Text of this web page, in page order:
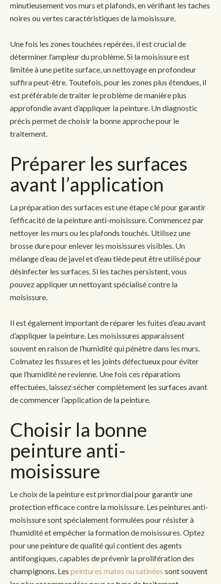
minutieusement vos murs et plafonds, en vérifiant les taches
noires ou vertes caractéristiques de la moisissure.
Une fois les zones touchées repérées, il est crucial de
déterminer l’ampleur du problème. Si la moisissure est
limitée à une petite surface, un nettoyage en profondeur
suffira peut-être. Toutefois, pour les zones plus étendues, il
est préférable de traiter le problème de manière plus
approfondie avant d’appliquer la peinture. Un diagnostic
précis permet de choisir la bonne approche pour le
traitement.
Préparer les surfaces
avant l’application
La préparation des surfaces est une étape clé pour garantir
l’efficacité de la peinture anti-moisissure. Commencez par
nettoyer les murs ou les plafonds touchés. Utilisez une
brosse dure pour enlever les moisissures visibles. Un
mélange d’eau de javel et d’eau tiède peut être utilisé pour
désinfecter les surfaces. Si les taches persistent, vous
pouvez appliquer un nettoyant spécialisé contre la
moisissure.
Il est également important de réparer les fuites d’eau avant
d’appliquer la peinture. Les moisissures apparaissent
souvent en raison de l’humidité qui pénètre dans les murs.
Colmatez les fissures et les joints défectueux pour éviter
que l’humidité ne revienne. Une fois ces réparations
effectuées, laissez sécher complètement les surfaces avant
de commencer l’application de la peinture.
Choisir la bonne
peinture anti-
moisissure
Le choix de la peinture est primordial pour garantir une
protection efficace contre la moisissure. Les peintures anti-
moisissure sont spécialement formulées pour résister à
l’humidité et empêcher la formation de moisissures. Optez
pour une peinture de qualité qui contient des agents
antifongiques, capables de prévenir la prolifération des
champignons. Les peintures mates ou satinées sont souvent